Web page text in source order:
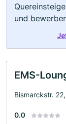
und
EMS-
Bismarckstr.
0.0